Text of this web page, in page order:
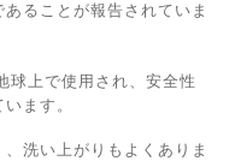
ることが報告されていま
球上で使用され、安全性
ます。
洗い上がりもよくありま